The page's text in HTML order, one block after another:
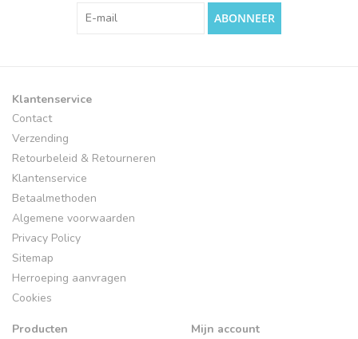
ABONNEER
Klantenservice
Contact
Verzending
Retourbeleid & Retourneren
Klantenservice
Betaalmethoden
Algemene voorwaarden
Privacy Policy
Sitemap
Herroeping aanvragen
Cookies
Producten
Mijn account